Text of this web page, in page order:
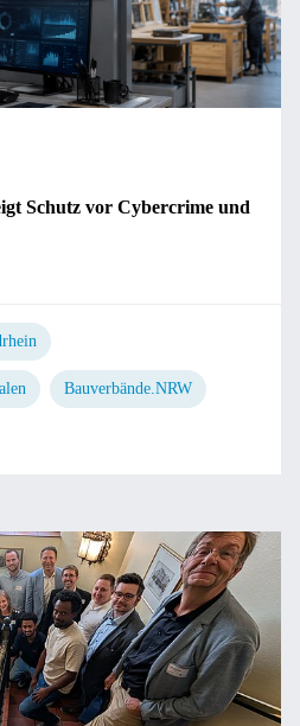
Schutz vor Cybercrime und
Bauverbände.NRW